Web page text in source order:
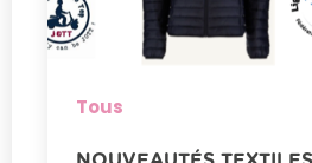
Tous